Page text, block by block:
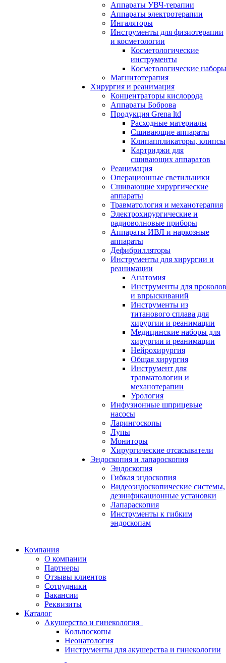
Аппараты УВЧ-терапии
Аппараты электротерапии
Ингаляторы
Инструменты для физиотерапии
и косметологии
Косметологические
инструменты
Косметологические наборы
Магнитотерапия
Хирургия и реанимация
Концентраторы кислорода
Аппараты Боброва
Продукция Grena ltd
Расходные материалы
Сшивающие аппараты
Клипаппликаторы, клипсы
Картриджи для
сшивающих аппаратов
Реанимация
Операционные светильники
Сшивающие хирургические
аппараты
Травматология и механотерапия
Электрохирургические и
радиоволновые приборы
Аппараты ИВЛ и наркозные
аппараты
Дефибрилляторы
Инструменты для хирургии и
реанимации
Анатомия
Инструменты для проколов
и впрыскиваний
Инструменты из
титанового сплава для
хирургии и реанимации
Медицинские наборы для
хирургии и реанимации
Нейрохирургия
Общая хирургия
Инструмент для
травматологии и
механотерапии
Урология
Инфузионные шприцевые
насосы
Ларингоскопы
Лупы
Мониторы
Хирургические отсасыватели
Эндоскопия и лапароскопия
Эндоскопия
Гибкая эндоскопия
Видеоэндоскопические системы,
дезинфикационные установки
Лапараскопия
Инструменты к гибким
эндоскопам
Компания
О компании
Партнеры
Отзывы клиентов
Сотрудники
Вакансии
Реквизиты
Каталог
Акушерство и гинекология
Кольпоскопы
Неонатология
Инструменты для акушерства и гинекологии